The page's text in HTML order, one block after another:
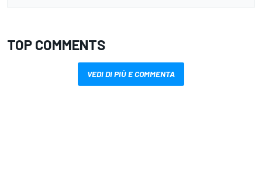
TOP COMMENTS
VEDI DI PIÙ E COMMENTA